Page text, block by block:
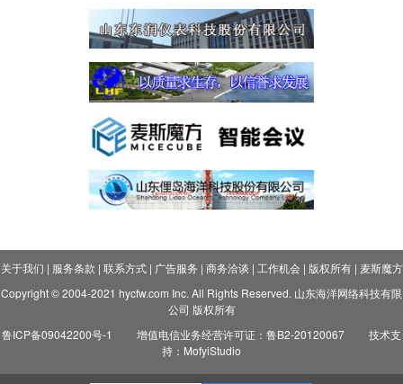
关于我们 | 服务条款 | 联系方式| 广告服务 | 商务洽谈 | 工作机会| 版权所有| 麦斯魔方
Copyright © 2004-2021 hycfw.com Inc. All Rights Reserved. 山东海洋网络科技有限
公司 版权所有
鲁ICP备09042200号-1
增值电信业务经营许可证：鲁B2-20120067
技术支
持：MofyiStudio